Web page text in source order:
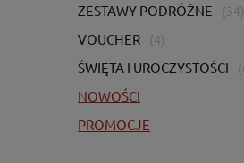
ZESTAWY PODRÓŻNE (34)
VOUCHER (4)
ŚWIĘTA I UROCZYSTOŚCI
NOWOŚCI
PROMOCJE